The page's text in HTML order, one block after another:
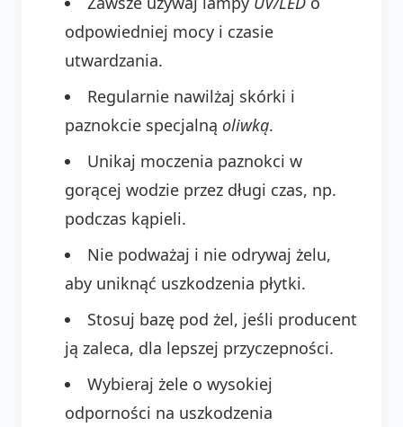
odpowiedniej mocy i czasie
utwardzania.
Regularnie nawilżaj skórki i
paznokcie specjalną oliwką.
Unikaj moczenia paznokci w
gorącej wodzie przez długi czas, np.
podczas kąpieli.
Nie podważaj i nie odrywaj żelu,
aby uniknąć uszkodzenia płytki.
Stosuj bazę pod żel, jeśli producent
ją zaleca, dla lepszej przyczepności.
Wybieraj żele o wysokiej
odporności na uszkodzenia